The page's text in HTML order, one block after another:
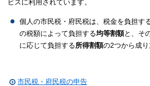
ビスに利用されています。
個人の市民税・府民税は、税金を負担す
の税額によって負担する均等割額と、そ
に応じて負担する所得割額の2つから成り
市民税・府民税の申告